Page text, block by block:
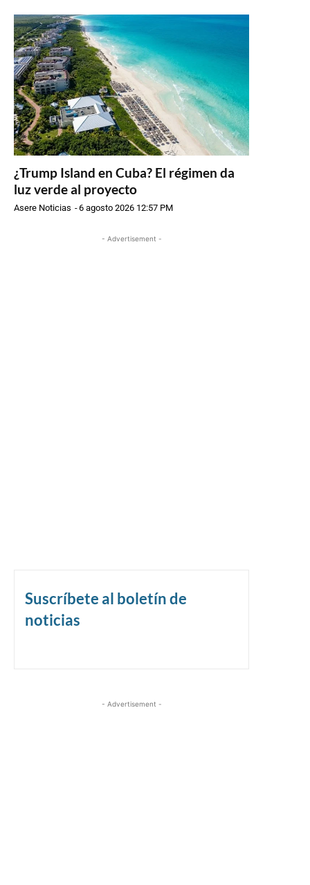
¿Trump Island en Cuba? El régimen da
luz verde al proyecto
Asere Noticias -6 agosto 2026 12:57 PM
- Advertisement -
Suscríbete al boletín de
noticias
- Advertisement -